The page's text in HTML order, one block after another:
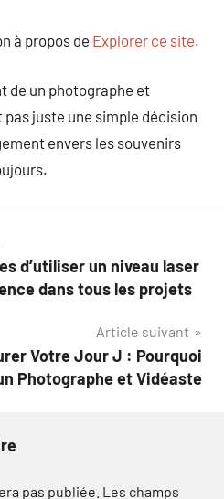
à propos de Explorer ce site.
de un photographe et
pas juste une simple décision
envers les souvenirs
d’utiliser un niveau laser
dans tous les projets
Article suivant
Votre Jour J : Pourquoi
Photographe et Vidéaste
pas publiée. Les champs